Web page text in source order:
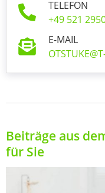
TELEFON
+49 521
E-MAIL
Beiträge aus
für Sie